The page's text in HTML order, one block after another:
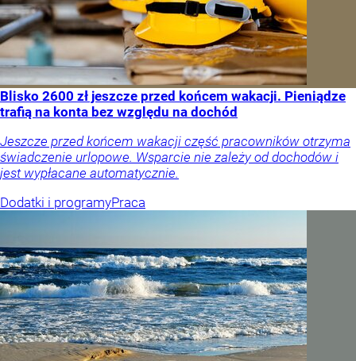
Blisko 2600 zł jeszcze przed końcem wakacji. Pieniądze
trafią na konta bez względu na dochód
Jeszcze przed końcem wakacji część pracowników otrzyma
świadczenie urlopowe. Wsparcie nie zależy od dochodów i
jest wypłacane automatycznie.
Dodatki i programyPraca